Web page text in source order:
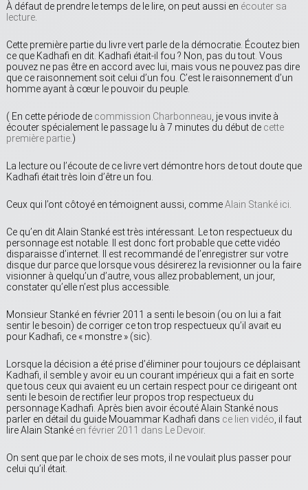
À défaut de prendre le temps de le lire, on peut aussi en écouter sa
lecture.
Cette première partie du livre vert parle de la démocratie. Écoutez bien
ce que Kadhafi en dit. Kadhafi était-il fou ? Non, pas du tout. Vous
pouvez ne pas être en accord avec lui, mais vous ne pouvez pas dire
que ce raisonnement soit celui d’un fou. C’est le raisonnement d’un
homme ayant à cœur le pouvoir du peuple.
( En cette période de commission Charbonneau, je vous invite à
écouter spécialement le passage lu à 7 minutes du début de cette
première partie.)
La lecture ou l’écoute de ce livre vert démontre hors de tout doute que
Kadhafi était très loin d’être un fou.
Ceux qui l’ont côtoyé en témoignent aussi, commeAlain Stanké ici.
Ce qu’en dit Alain Stanké est très intéressant. Le ton respectueux du
personnage est notable. Il est donc fort probable que cette vidéo
disparaisse d’internet. Il est recommandé de l’enregistrer sur votre
disque dur parce que lorsque vous désirerez la revisionner ou la faire
visionner à quelqu’un d’autre, vous allez probablement, un jour,
constater qu’elle n’est plus accessible.
Monsieur Stanké en février 2011 a senti le besoin (ou on lui a fait
sentir le besoin) de corriger ce ton trop respectueux qu’il avait eu
pour Kadhafi, ce « monstre » (sic).
Lorsque la décision a été prise d’éliminer pour toujours ce déplaisant
Kadhafi, il semble y avoir eu un courant impérieux qui a fait en sorte
que tous ceux qui avaient eu un certain respect pour ce dirigeant ont
senti le besoin de rectifier leur propos trop respectueux du
personnage Kadhafi. Après bien avoir écouté Alain Stanké nous
parler en détail du guide Mouammar Kadhafi dans ce lien vidéo, il faut
lire Alain Stanké en février 2011 dans Le Devoir.
On sent que par le choix de ses mots, il ne voulait plus passer pour
celui qu’il était.